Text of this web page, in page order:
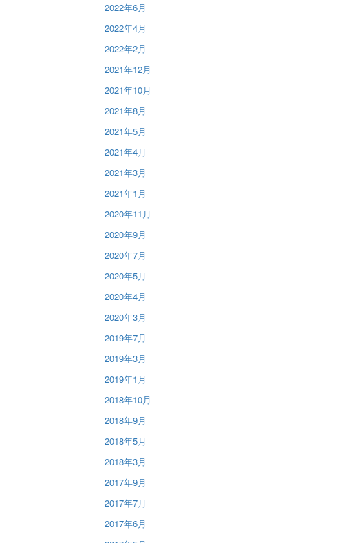
2022年6月
2022年4月
2022年2月
2021年12月
2021年10月
2021年8月
2021年5月
2021年4月
2021年3月
2021年1月
2020年11月
2020年9月
2020年7月
2020年5月
2020年4月
2020年3月
2019年7月
2019年3月
2019年1月
2018年10月
2018年9月
2018年5月
2018年3月
2017年9月
2017年7月
2017年6月